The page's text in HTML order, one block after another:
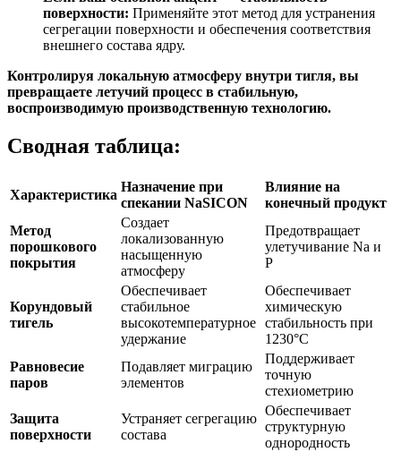
поверхности: Применяйте этот метод для устранения
сегрегации поверхности и обеспечения соответствия
внешнего состава ядру.
Контролируя локальную атмосферу внутри тигля, вы
превращаете летучий процесс в стабильную,
воспроизводимую производственную технологию.
Сводная таблица:
Характеристика
Назначение при
спекании NaSICON
Влияние на
конечный продукт
Метод
порошкового
покрытия
Создает
локализованную
насыщенную
атмосферу
Предотвращает
улетучивание Na и
P
Корундовый
тигель
Обеспечивает
стабильное
высокотемпературное
удержание
Обеспечивает
химическую
стабильность при
1230°C
Равновесие
паров
Подавляет миграцию
элементов
Поддерживает
точную
стехиометрию
Защита
поверхности
Устраняет сегрегацию
состава
Обеспечивает
структурную
однородность